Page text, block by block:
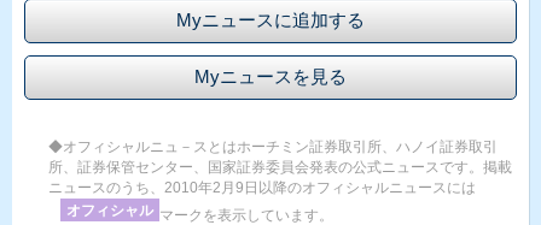
Myニュースに追加する
Myニュースを見る
◆オフィシャルニュ－スとはホーチミン証券取引所、ハノイ証券取引
所、証券保管センター、国家証券委員会発表の公式ニュースです。掲載
ニュースのうち、2010年2月9日以降のオフィシャルニュースには
オフィシャル マークを表示しています。